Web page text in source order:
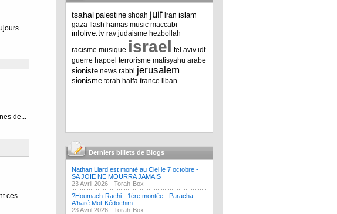
de...
ces
tsahal palestine shoah juif iran islam
gaza flash hamas music maccabi
infolive.tv rav judaisme hezbollah
racisme musique israel tel aviv idf
guerre hapoel terrorisme matisyahu arabe
sioniste news rabbi jerusalem
sionisme torah haifa france liban
Derniers billets de Blogs
Nathan Liard est monté au Ciel le 7 octobre -
SA JOIE NE MOURRA JAMAIS
23 Avril 2026 - Torah-Box
?Houmach-Rachi - 1ère montée - Paracha
A'haré Mot-Kédochim
23 Avril 2026 - Torah-Box